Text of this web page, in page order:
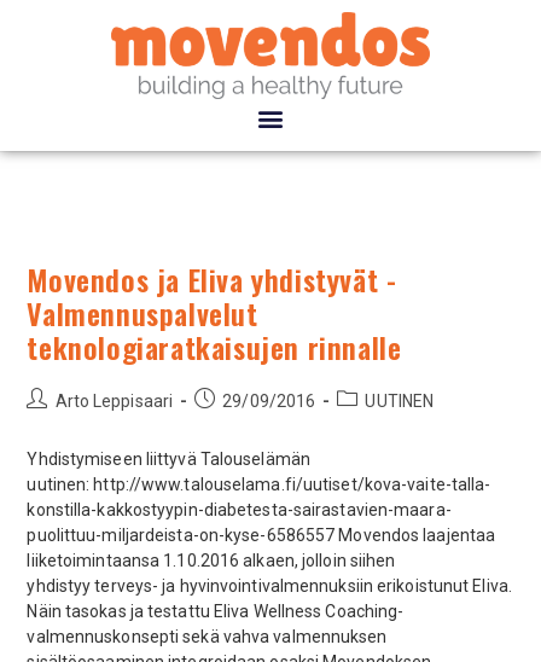
Movendos ja Eliva yhdistyvät -
Valmennuspalvelut
teknologiaratkaisujen rinnalle
Arto Leppisaari 29/09/2016 UUTINEN
Yhdistymiseen liittyvä Talouselämän
uutinen: http://www.talouselama.fi/uutiset/kova-vaite-talla-
konstilla-kakkostyypin-diabetesta-sairastavien-maara-
puolittuu-miljardeista-on-kyse-6586557 Movendos laajentaa
liiketoimintaansa 1.10.2016 alkaen, jolloin siihen
yhdistyy terveys- ja hyvinvointivalmennuksiin erikoistunut Eliva.
Näin tasokas ja testattu Eliva Wellness Coaching-
valmennuskonsepti sekä vahva valmennuksen